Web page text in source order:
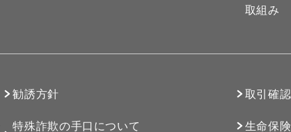
取組み
勧誘方針
特殊詐欺の手口について
取引確
生命保